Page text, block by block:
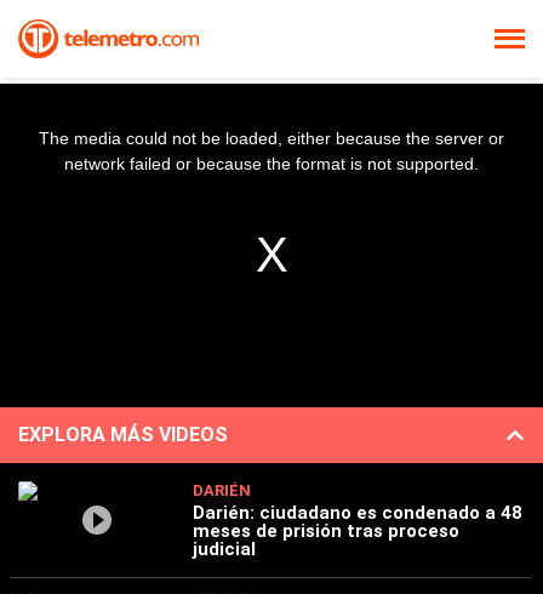
The media could not be loaded, either because the server or
network failed or because the format is not supported.
EXPLORA MÁS VIDEOS
DARIÉN
Darién: ciudadano es condenado a 48
meses de prisión tras proceso
judicial